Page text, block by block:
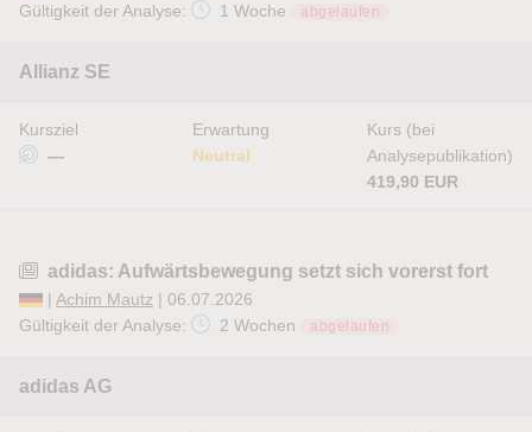
Gültigkeit der Analyse:
1 Woche abgelaufen
Allianz SE
Kursziel
—
Erwartung
Neutral
Kurs (bei
Analysepublikation)
419,90 EUR
adidas: Aufwärtsbewegung setzt sich vorerst fort
| Achim Mautz | 06.07.2026
Gültigkeit der Analyse:
2 Wochen abgelaufen
adidas AG